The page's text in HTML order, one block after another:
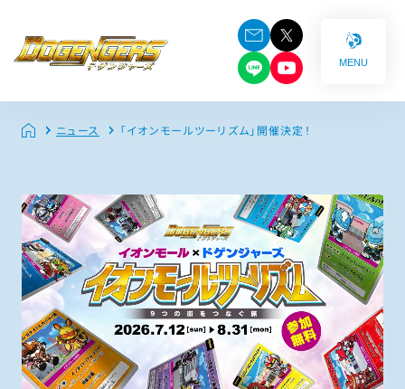
MENU
ニュース 「イオンモールツーリズム」開催決定！